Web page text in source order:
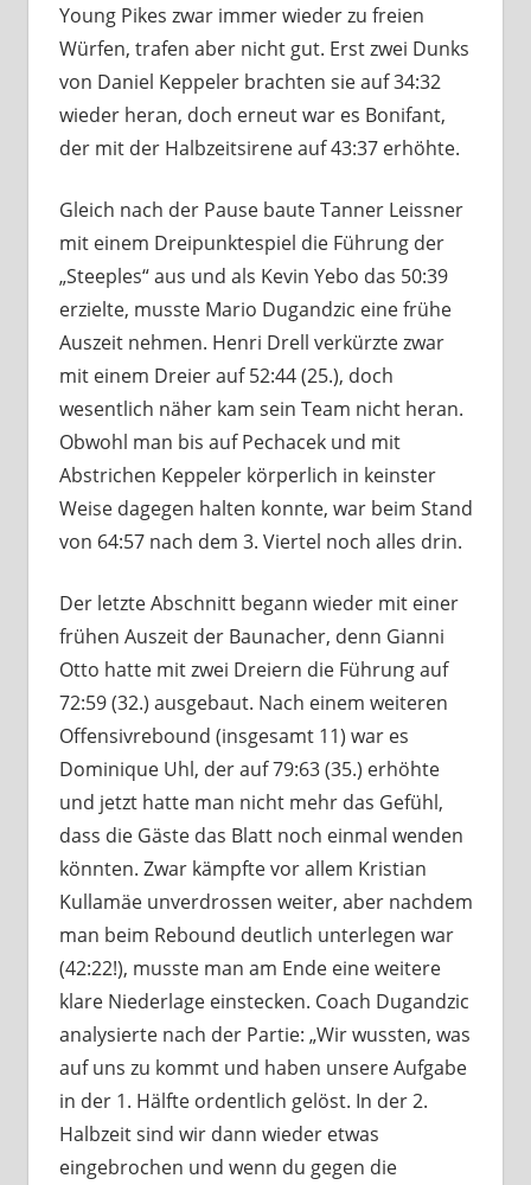
Young Pikes zwar immer wieder zu freien
Würfen, trafen aber nicht gut. Erst zwei Dunks
von Daniel Keppeler brachten sie auf 34:32
wieder heran, doch erneut war es Bonifant,
der mit der Halbzeitsirene auf 43:37 erhöhte.
Gleich nach der Pause baute Tanner Leissner
mit einem Dreipunktespiel die Führung der
„Steeples“ aus und als Kevin Yebo das 50:39
erzielte, musste Mario Dugandzic eine frühe
Auszeit nehmen. Henri Drell verkürzte zwar
mit einem Dreier auf 52:44 (25.), doch
wesentlich näher kam sein Team nicht heran.
Obwohl man bis auf Pechacek und mit
Abstrichen Keppeler körperlich in keinster
Weise dagegen halten konnte, war beim Stand
von 64:57 nach dem 3. Viertel noch alles drin.
Der letzte Abschnitt begann wieder mit einer
frühen Auszeit der Baunacher, denn Gianni
Otto hatte mit zwei Dreiern die Führung auf
72:59 (32.) ausgebaut. Nach einem weiteren
Offensivrebound (insgesamt 11) war es
Dominique Uhl, der auf 79:63 (35.) erhöhte
und jetzt hatte man nicht mehr das Gefühl,
dass die Gäste das Blatt noch einmal wenden
könnten. Zwar kämpfte vor allem Kristian
Kullamäe unverdrossen weiter, aber nachdem
man beim Rebound deutlich unterlegen war
(42:22!), musste man am Ende eine weitere
klare Niederlage einstecken. Coach Dugandzic
analysierte nach der Partie: „Wir wussten, was
auf uns zu kommt und haben unsere Aufgabe
in der 1. Hälfte ordentlich gelöst. In der 2.
Halbzeit sind wir dann wieder etwas
eingebrochen und wenn du gegen die